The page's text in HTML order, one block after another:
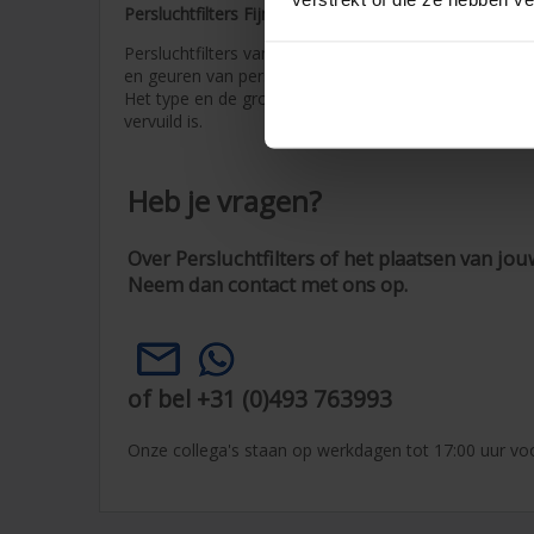
Persluchtfilters Fijnfilter - Microfilter- Actiefkoolfilter
Persluchtfilters van de AF serie worden gebruikt
en geuren van perslucht in industriële toepassingen.
Het type en de grootte van de filter hangt af van de
vervuild is.
Heb je vragen?
Over Persluchtfilters of het plaatsen van
Neem dan contact met ons op.
of bel +31 (0)493 763993
Onze collega's staan op werkdagen tot 17:00 uur